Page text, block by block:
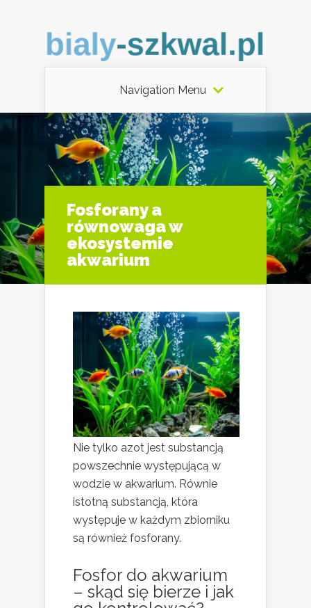
Navigation Menu
Fosforany a
równowaga w
ekosystemie
akwarium
Nie tylko azot jest substancją
powszechnie występującą w
wodzie w akwarium. Równie
istotną substancją, która
występuje w każdym zbiorniku
są również fosforany.
Fosfor do akwarium
– skąd się bierze i jak